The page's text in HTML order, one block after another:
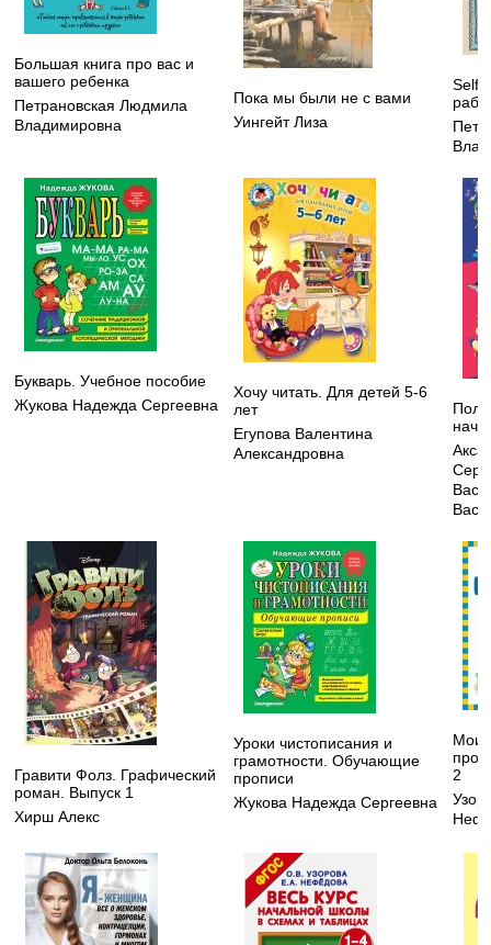
Большая книга про вас и
вашего ребенка
Петрановская Людмила
Владимировна
Пока мы были не с вами
Уингейт Лиза
Букварь. Учебное пособие
Жукова Надежда Сергеевна
Хочу читать. Для детей 5-6
лет
Егупова Валентина
Александровна
Гравити Фолз. Графический
роман. Выпуск 1
Хирш Алекс
Уроки чистописания и
грамотности. Обучающие
прописи
Жукова Надежда Сергеевна
Мои
2